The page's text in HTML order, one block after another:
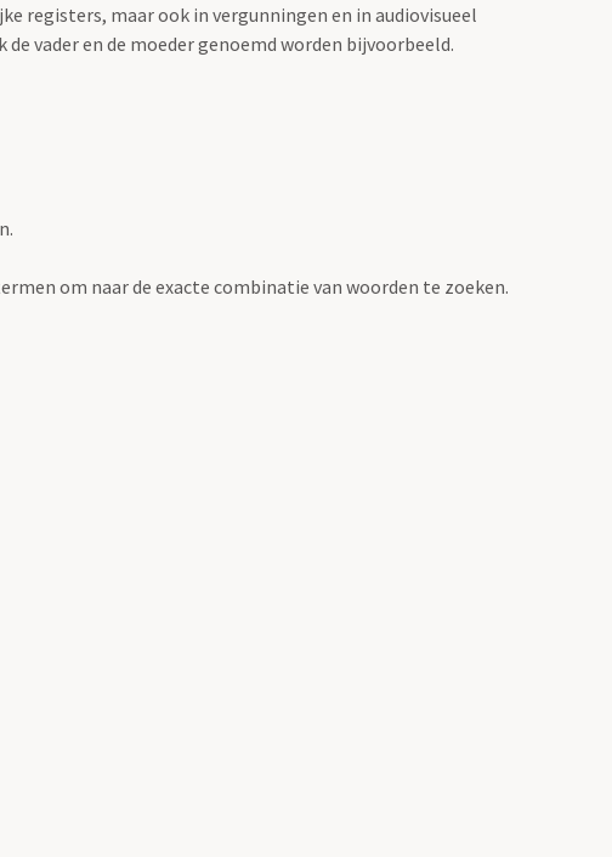
registers, maar ook in vergunningen en in audiovisueel
vader en de moeder genoemd worden bijvoorbeeld.
om naar de exacte combinatie van woorden te zoeken.